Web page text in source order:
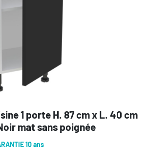
1 porte H. 87 cm x L. 40 cm
mat sans poignée
10 ans